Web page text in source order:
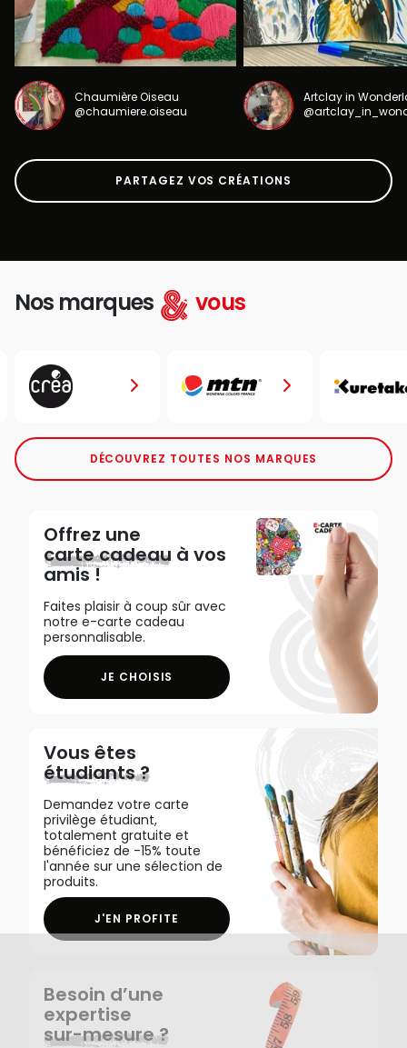
Chaumière Oiseau
@chaumiere.oiseau
Artclay in
PARTAGEZ VOS CRÉATIONS
Nos marques vous
DÉCOUVREZ TOUTES NOS MARQUES
Offrez une
carte cadeau à vos
amis !
Faites plaisir à coup sûr avec
notre e-carte cadeau
personnalisable.
JE CHOISIS
Vous êtes
étudiants ?
Demandez votre carte
privilège étudiant,
totalement gratuite et
bénéficiez de -15% toute
l'année sur une sélection de
produits.
J'EN PROFITE
Besoin d’une
expertise
sur-mesure ?